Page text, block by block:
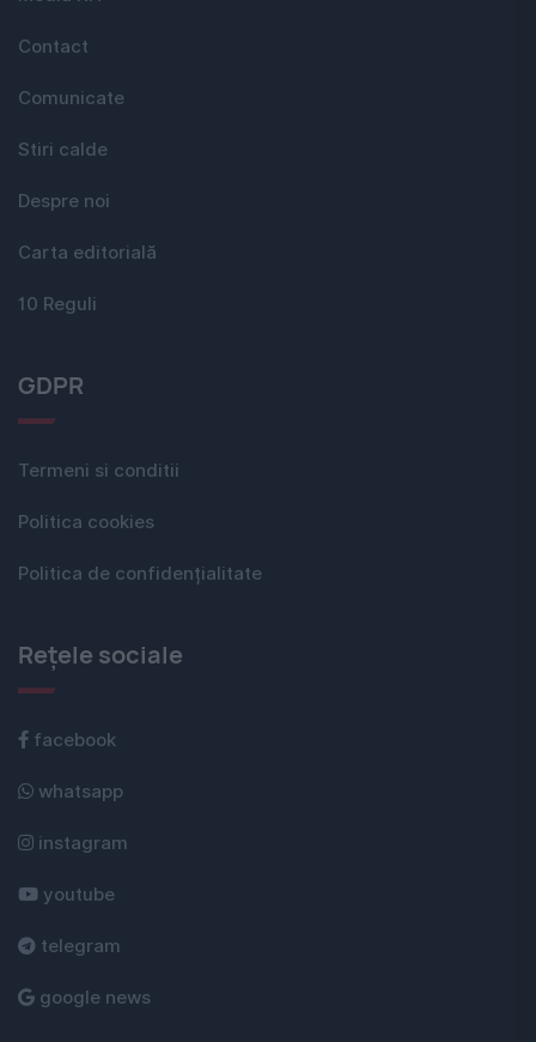
Contact
Comunicate
Stiri calde
Despre noi
Carta editorială
10 Reguli
GDPR
Termeni si conditii
Politica cookies
Politica de confidențialitate
Rețele sociale
facebook
whatsapp
instagram
youtube
telegram
google news